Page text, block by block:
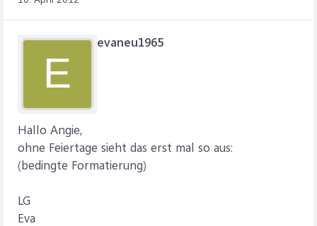
E
evaneu1965
Hallo Angie,
ohne Feiertage sieht das erst mal so aus:
(bedingte Formatierung)
LG
Eva